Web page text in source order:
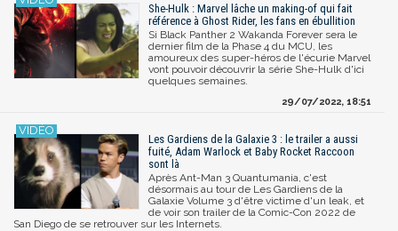
She-Hulk : Marvel lâche un making-of qui fait
référence à Ghost Rider, les fans en ébullition
Si Black Panther 2 Wakanda Forever sera le
dernier film de la Phase 4 du MCU, les
amoureux des super-héros de l'écurie Marvel
vont pouvoir découvrir la série She-Hulk d'ici
quelques semaines.
29/07/2022, 18:51
Les Gardiens de la Galaxie 3 : le trailer a aussi
fuité, Adam Warlock et Baby Rocket Raccoon
sont là
Après Ant-Man 3 Quantumania, c'est
désormais au tour de Les Gardiens de la
Galaxie Volume 3 d'être victime d'un leak, et
de voir son trailer de la Comic-Con 2022 de
San Diego de se retrouver sur les Internets.